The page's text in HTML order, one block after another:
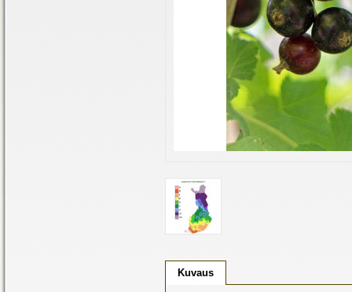
Kuvaus